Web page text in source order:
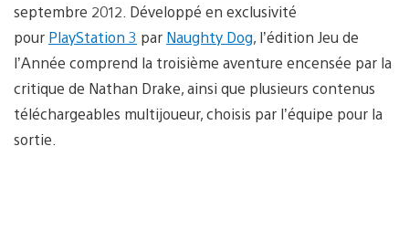
septembre 2012. Développé en exclusivité
pour PlayStation 3 par Naughty Dog, l’édition Jeu de
l’Année comprend la troisième aventure encensée par la
critique de Nathan Drake, ainsi que plusieurs contenus
téléchargeables multijoueur, choisis par l’équipe pour la
sortie.